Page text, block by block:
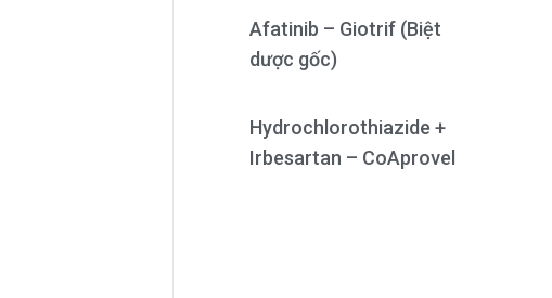
Afatinib – Giotrif (Biệt
dược gốc)
Hydrochlorothiazide +
Irbesartan – CoAprovel